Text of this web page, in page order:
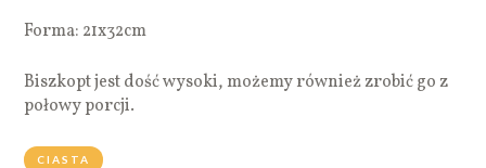
Forma: 21x32cm
Biszkopt jest dość wysoki, możemy również zrobić go z
połowy porcji.
CIASTA